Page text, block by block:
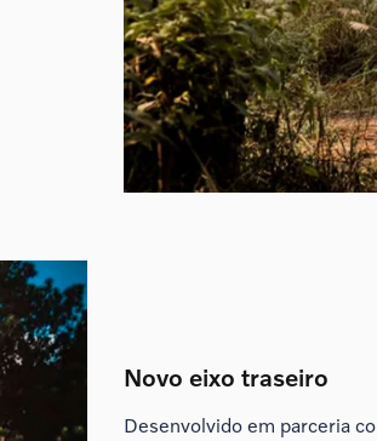
Novo eixo traseiro
Desenvolvido em parceria